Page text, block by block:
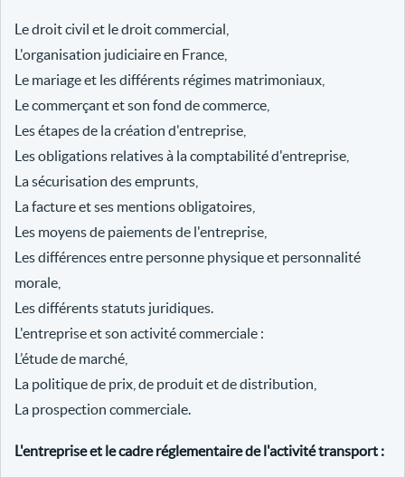
Le droit civil et le droit commercial,
L'organisation judiciaire en France,
Le mariage et les différents régimes matrimoniaux,
Le commerçant et son fond de commerce,
Les étapes de la création d'entreprise,
Les obligations relatives à la comptabilité d'entreprise,
La sécurisation des emprunts,
La facture et ses mentions obligatoires,
Les moyens de paiements de l'entreprise,
Les différences entre personne physique et personnalité
morale,
Les différents statuts juridiques.
L'entreprise et son activité commerciale :
L’étude de marché,
La politique de prix, de produit et de distribution,
La prospection commerciale.
L'entreprise et le cadre réglementaire de l'activité transport :